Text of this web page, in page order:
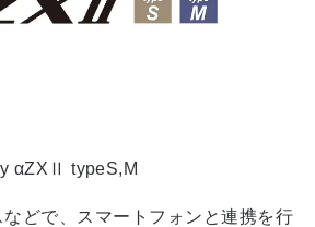
αZXⅡ typeS,M
どで、スマートフォンと連携を行